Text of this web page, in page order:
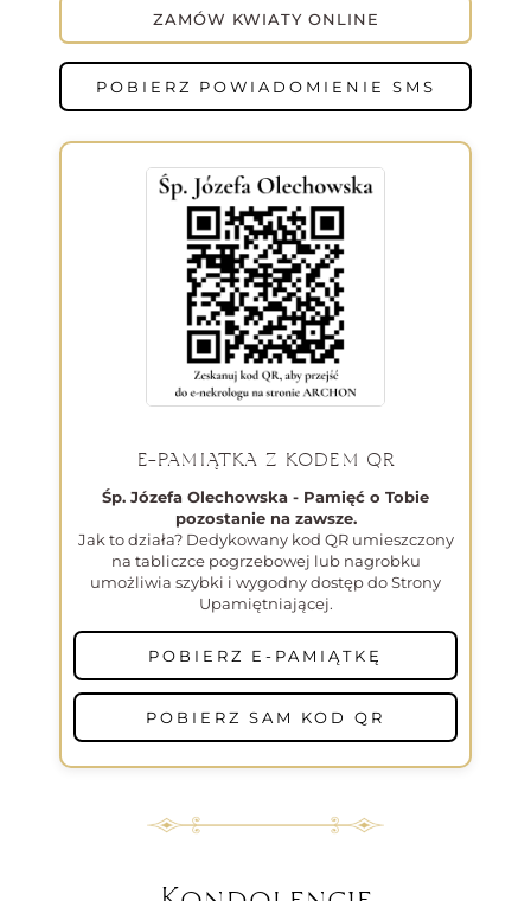
ZAMÓW KWIATY ONLINE
POBIERZ POWIADOMIENIE SMS
E-PAMIĄTKA Z KODEM QR
Śp. Józefa Olechowska - Pamięć o Tobie
pozostanie na zawsze.
Jak to działa? Dedykowany kod QR umieszczony
na tabliczce pogrzebowej lub nagrobku
umożliwia szybki i wygodny dostęp do Strony
Upamiętniającej.
POBIERZ E-PAMIĄTKĘ
POBIERZ SAM KOD QR